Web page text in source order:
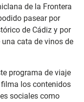
de la Frontera
pasear por
de Cádiz y por
cata de vinos de
programa de viaje
los contenidos
sociales como